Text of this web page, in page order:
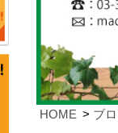
HOME ブ